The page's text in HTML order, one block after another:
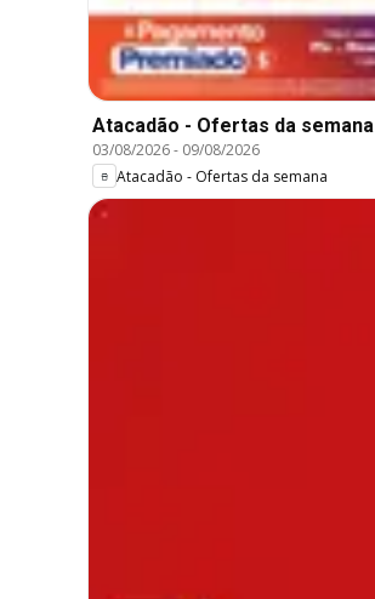
Atacadão - Ofertas da semana
03/08/2026- 09/08/2026
Atacadão - Ofertas da semana